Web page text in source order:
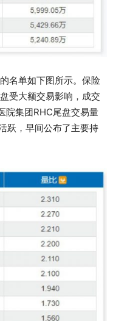
名单如下图所示。保险
受大额交易影响，成交
院集团RHC尾盘交易量
跃，早间公布了主要持